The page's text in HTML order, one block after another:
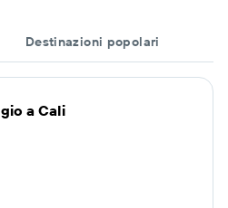
Destinazioni popolari
a Cali